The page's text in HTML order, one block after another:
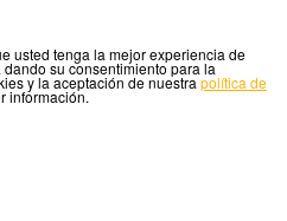
usted tenga la mejor experiencia de
su consentimiento para la
y la aceptación de nuestra política de
información.